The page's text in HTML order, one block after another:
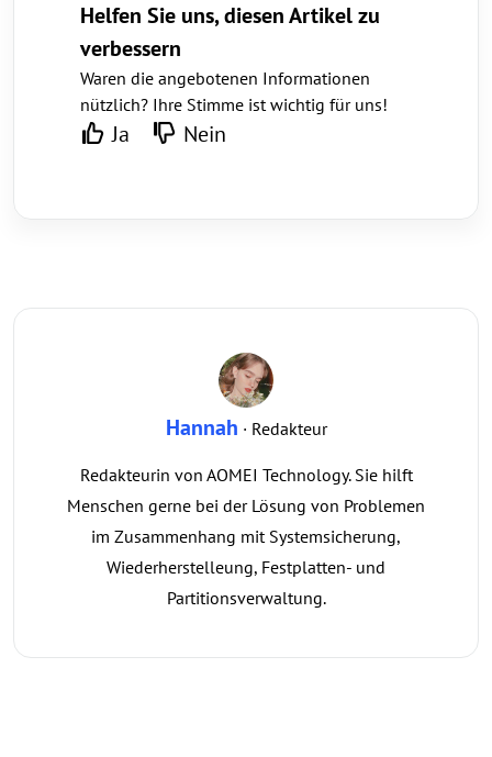
Helfen Sie uns, diesen Artikel zu
verbessern
Waren die angebotenen Informationen
nützlich? Ihre Stimme ist wichtig für uns!
Ja Nein
Hannah · Redakteur
Redakteurin von AOMEI Technology. Sie hilft
Menschen gerne bei der Lösung von Problemen
im Zusammenhang mit Systemsicherung,
Wiederherstelleung, Festplatten- und
Partitionsverwaltung.